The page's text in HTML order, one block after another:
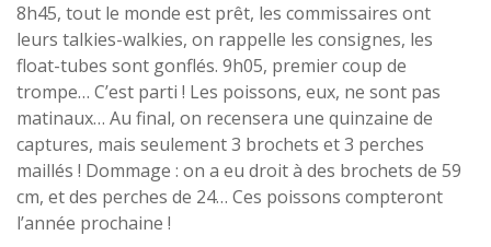
8h45, tout le monde est prêt, les commissaires ont
leurs talkies-walkies, on rappelle les consignes, les
float-tubes sont gonflés. 9h05, premier coup de
trompe… C’est parti ! Les poissons, eux, ne sont pas
matinaux… Au final, on recensera une quinzaine de
captures, mais seulement 3 brochets et 3 perches
maillés ! Dommage : on a eu droit à des brochets de 59
cm, et des perches de 24… Ces poissons compteront
l’année prochaine !